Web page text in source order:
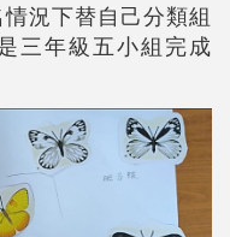
況下替自己分類組
三年級五小組完成